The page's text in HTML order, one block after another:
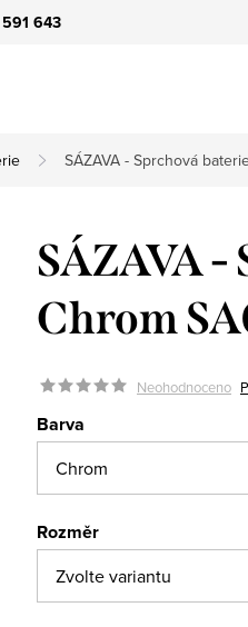
643
SÁZAVA - Sprchová
SÁZAVA -
Chrom
Neohodnoceno
Barva
Rozměr